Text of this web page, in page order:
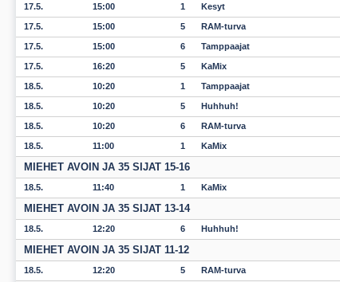
17.5. 15:00 1 Kesyt
17.5. 15:00 5 RAM-turva
17.5. 15:00 6 Tamppaajat
17.5. 16:20 5 KaMix
18.5. 10:20 1 Tamppaajat
18.5. 10:20 5 Huhhuh!
18.5. 10:20 6 RAM-turva
18.5. 11:00 1 KaMix
MIEHET AVOIN JA 35 SIJAT 15-16
18.5. 11:40 1 KaMix
MIEHET AVOIN JA 35 SIJAT 13-14
18.5. 12:20 6 Huhhuh!
MIEHET AVOIN JA 35 SIJAT 11-12
18.5. 12:20 5 RAM-turva